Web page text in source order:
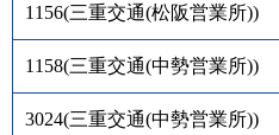
1156(三重交通(松阪営業所))
1158(三重交通(中勢営業所))
3024(三重交通(中勢営業所))